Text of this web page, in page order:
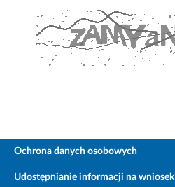
Ochrona danych osobowych
Udostępnianie informacji na wniosek